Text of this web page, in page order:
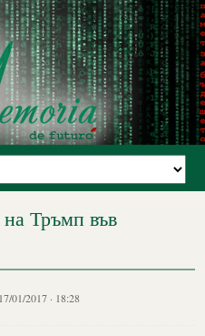
Тръмп във
01/2017 · 18:28